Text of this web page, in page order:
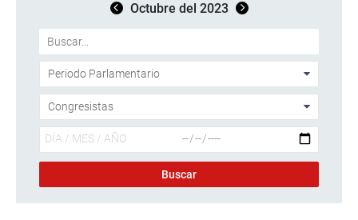
Octubre del 2023